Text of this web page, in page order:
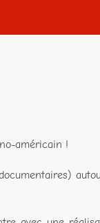
américain !